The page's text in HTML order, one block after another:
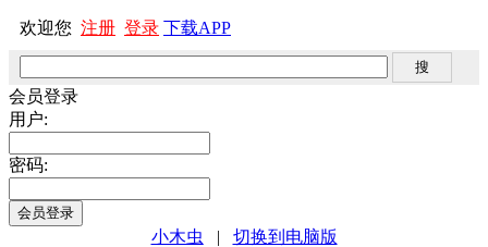
欢迎您 注册 登录 下载APP
会员登录
用户:
密码:
小木虫 | 切换到电脑版